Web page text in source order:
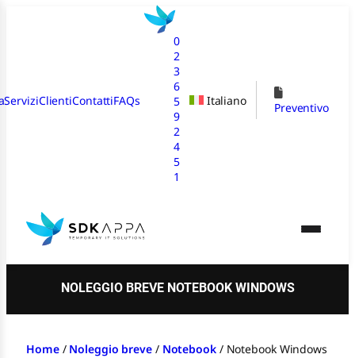
ServiziClientiContattiFAQs
0
2
3
6
5
9
2
4
5
1
Italiano Preventivo
NOLEGGIO BREVE NOTEBOOK WINDOWS
Home/ Noleggio breve/ Notebook/ Notebook Windows